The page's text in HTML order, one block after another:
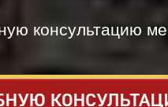
консультацию